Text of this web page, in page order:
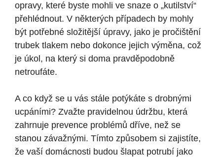
opravy, které byste mohli ve snaze o „kutilství“
přehlédnout. V některých případech by mohly
být potřebné složitější úpravy, jako je pročištění
trubek tlakem nebo dokonce jejich výměna, což
je úkol, na který si doma pravděpodobně
netroufáte.
A co když se u vás stále potýkáte s drobnými
ucpáními? Zvažte pravidelnou údržbu, která
zahrnuje prevence problémů dříve, než se
stanou závažnými. Tímto způsobem si zajistíte,
že vaší domácnosti budou šlapat potrubí jako